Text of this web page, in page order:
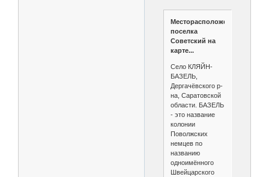
Месторасположения
поселка
Советский на
карте...
Село КЛЯЙН-
БАЗЕЛЬ,
Дергачёвского р-
на, Саратовской
области. БАЗЕЛЬ
- это название
колонии
Поволжских
немцев по
названию
одноимённого
Швейцарского